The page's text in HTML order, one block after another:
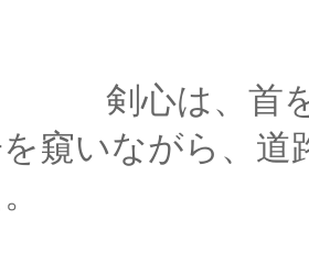
首を伸ばす
窺いながら、